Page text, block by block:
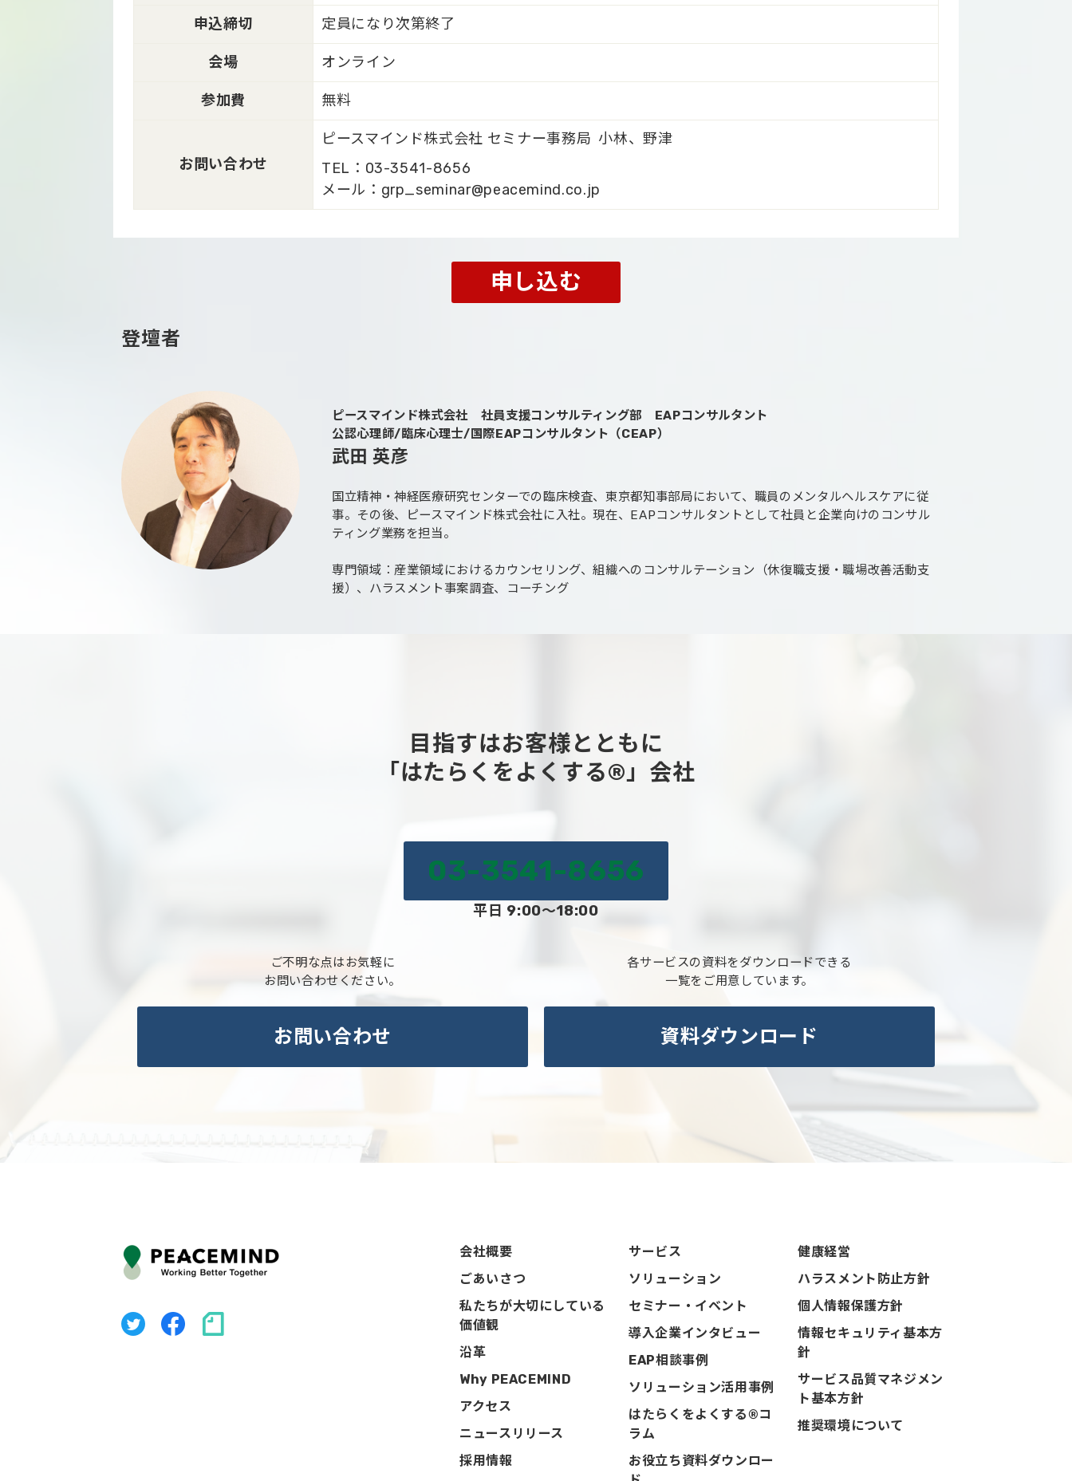
申込締切 定員になり次第終了
会場 オンライン
参加費 無料
お問い合わせ
ピースマインド株式会社 セミナー事務局 小林、野津
TEL：03-3541-8656
メール：grp_seminar@peacemind.co.jp
申し込む
登壇者
ピースマインド株式会社 社員支援コンサルティング部 EAPコンサルタント
公認心理師/臨床心理士/国際EAPコンサルタント（CEAP）
武田 英彦
国立精神・神経医療研究センターでの臨床検査、東京都知事部局において、職員のメンタルヘルスケアに従
事。その後、ピースマインド株式会社に入社。現在、EAPコンサルタントとして社員と企業向けのコンサル
ティング業務を担当。
専門領域：産業領域におけるカウンセリング、組織へのコンサルテーション（休復職支援・職場改善活動支
援）、ハラスメント事案調査、コーチング
目指すはお客様とともに
「はたらくをよくする®」会社
03-3541-8656
平日 9:00～18:00
ご不明な点はお気軽に
お問い合わせください。
お問い合わせ
各サービスの資料をダウンロードできる
一覧をご用意しています。
資料ダウンロード
会社概要
ごあいさつ
私たちが大切にしている
価値観
沿革
Why PEACEMIND
アクセス
ニュースリリース
採用情報
サービス
ソリューション
セミナー・イベント
導入企業インタビュー
EAP相談事例
ソリューション活用事例
はたらくをよくする®コ
ラム
お役立ち資料ダウンロー
健康経営
ハラスメント防止方針
個人情報保護方針
情報セキュリティ基本方
針
サービス品質マネジメン
ト基本方針
推奨環境について